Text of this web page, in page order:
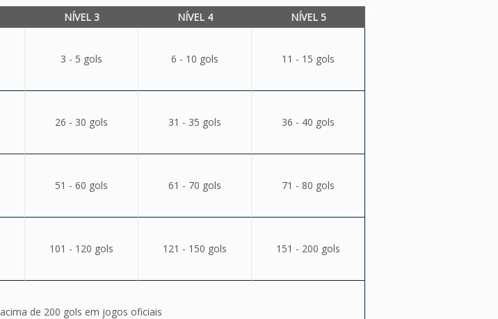
NÍVEL 3 NÍVEL 4 NÍVEL 5
3 - 5 gols 6 - 10 gols 11 - 15 gols
26 - 30 gols 31 - 35 gols 36 - 40 gols
51 - 60 gols 61 - 70 gols 71 - 80 gols
101 - 120 gols 121 - 150 gols 151 - 200 gols
acima de 200 gols em jogos oficiais